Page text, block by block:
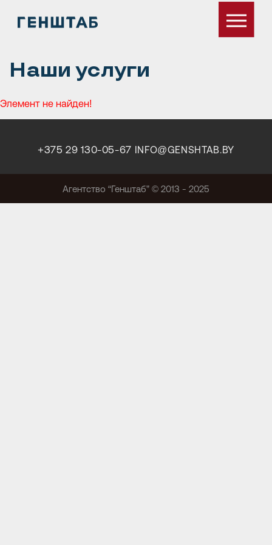
Наши услуги
Элемент не найден!
+375 29 130-05-67 INFO@GENSHTAB.BY
Агентство “Генштаб” © 2013 - 2025